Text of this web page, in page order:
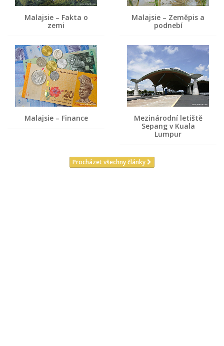
Malajsie – Fakta o
zemi
Malajsie – Zeměpis a
podnebí
Malajsie – Finance
Mezinárodní letiště
Sepang v Kuala
Lumpur
Procházet všechny články